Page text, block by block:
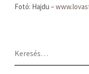
Fotó: Hajdu –